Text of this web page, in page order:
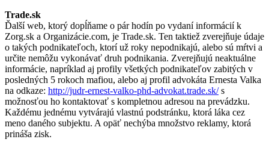
Trade.sk
Ďalší web, ktorý dopĺňame o pár hodín po vydaní informácií k
Zorg.sk a Organizácie.com, je Trade.sk. Ten taktiež zverejňuje údaje
o takých podnikateľoch, ktorí už roky nepodnikajú, alebo sú mŕtvi a
určite nemôžu vykonávať druh podnikania. Zverejňujú neaktuálne
informácie, napríklad aj profily všetkých podnikateľov zabitých v
posledných 5 rokoch mafiou, alebo aj profil advokáta Ernesta Valka
na odkaze: http://judr-ernest-valko-phd-advokat.trade.sk/s
možnosťou ho kontaktovať s kompletnou adresou na prevádzku.
Každému jednému vytvárajú vlastnú podstránku, ktorá láka cez
meno daného subjektu. A opäť nechýba množstvo reklamy, ktorá
prináša zisk.